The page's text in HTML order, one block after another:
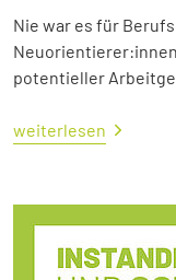
Nie war es für
potentieller
weiterlesen